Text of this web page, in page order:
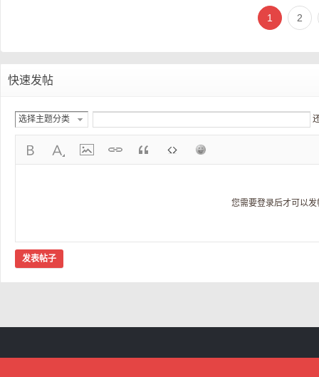
1 2
快速发帖
选择主题分类
您需要登录后才可以
发表帖子